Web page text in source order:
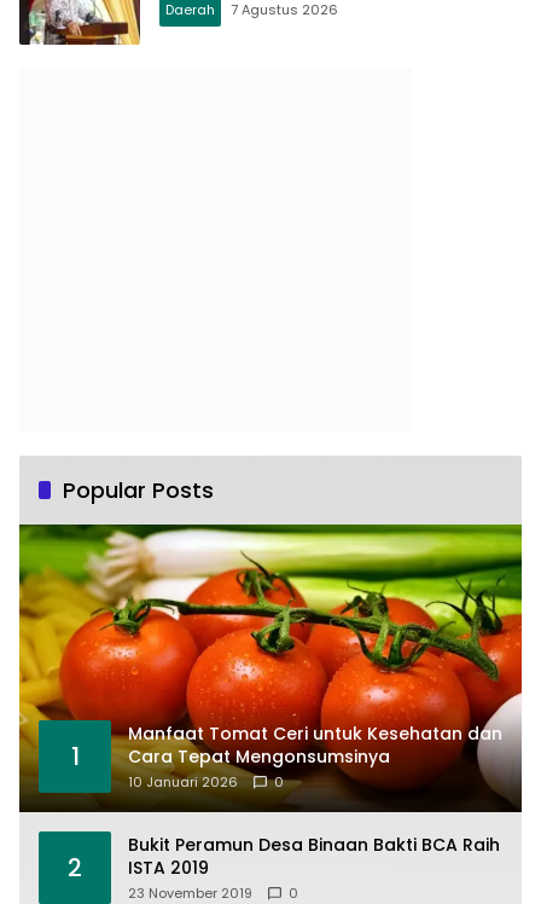
Daerah 7 Agustus 2026
Popular Posts
1
Manfaat Tomat Ceri untuk Kesehatan dan
Cara Tepat Mengonsumsinya
10 Januari 2026 0
2
Bukit Peramun Desa Binaan Bakti BCA Raih
ISTA 2019
23 November 2019 0